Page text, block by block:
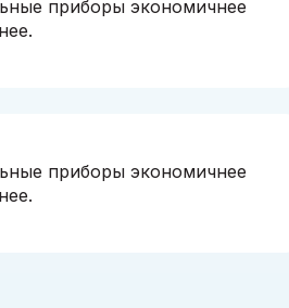
приборы экономичнее
приборы экономичнее